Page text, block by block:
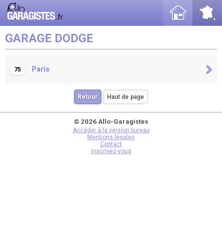
GARAGE DODGE
75 Paris
Retour Haut de page
© 2026 Allo-Garagistes
Accéder à la version bureau
Mentions légales
Contact
Inscrivez-vous